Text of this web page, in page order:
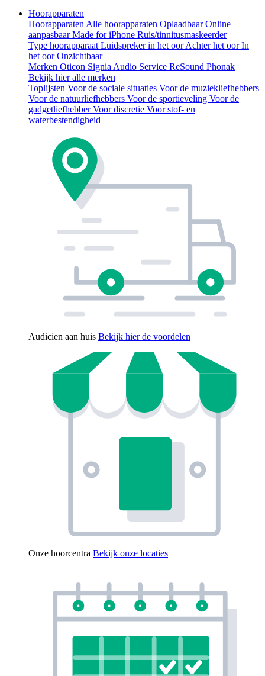
Hoorapparaten
Hoorapparaten Alle hoorapparaten OplaadbaarOnline
aanpasbaarMade for iPhone Ruis/tinnitusmaskeerder
Type hoorapparaat Luidspreker in het oorAchter het oorIn
het oorOnzichtbaar
Merken Oticon Signia Audio Service ReSound Phonak
Bekijk hier alle merken
Toplijsten Voor de sociale situaties Voor de muziekliefhebbers
Voor de natuurliefhebbers Voor de sportieveling Voor de
gadgetliefhebberVoor discretie Voor stof- en
waterbestendigheid
Audicien aan huis Bekijk hier de voordelen
Onze hoorcentra Bekijk onze locaties